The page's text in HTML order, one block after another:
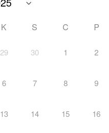
K S C P
29 30 1 2
6 7 8 9
13 14 15 16